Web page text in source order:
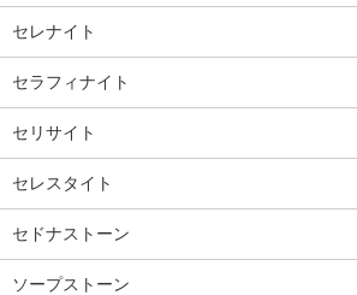
セレナイト
セラフィナイト
セリサイト
セレスタイト
セドナストーン
ソープストーン